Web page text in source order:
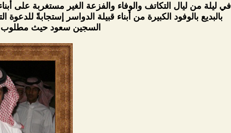
في ليلة من ليال التكاتف والوفاء والفزعة الغير مستغربة على
بالبديع بالوفود الكبيرة من أبناء قبيلة الدواسر إستجابةً
السجين سعود حيث مطلوب